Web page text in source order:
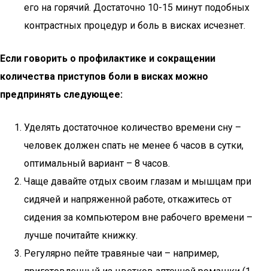
его на горячий. Достаточно 10-15 минут подобных
контрастных процедур и боль в висках исчезнет.
Если говорить о профилактике и сокращении
количества приступов боли в висках можно
предпринять следующее:
Уделять достаточное количество времени сну –
человек должен спать не менее 6 часов в сутки,
оптимальный вариант – 8 часов.
Чаще давайте отдых своим глазам и мышцам при
сидячей и напряженной работе, откажитесь от
сидения за компьютером вне рабочего времени –
лучше почитайте книжку.
Регулярно пейте травяные чаи – например,